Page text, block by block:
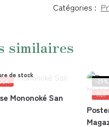
Catégories :
similaires
de stock
Mononoké San
-29%